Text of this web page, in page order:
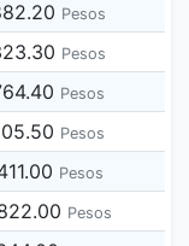
Pesos
Pesos
Pesos
Pesos
Pesos
Pesos